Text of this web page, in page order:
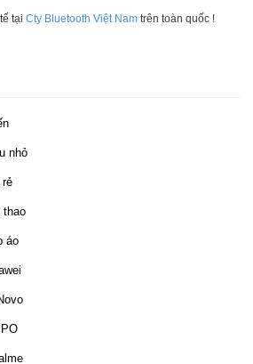
tại Cty Bluetooth Việt Nam trên toàn quốc !
nhỏ
rẻ
thao
áo